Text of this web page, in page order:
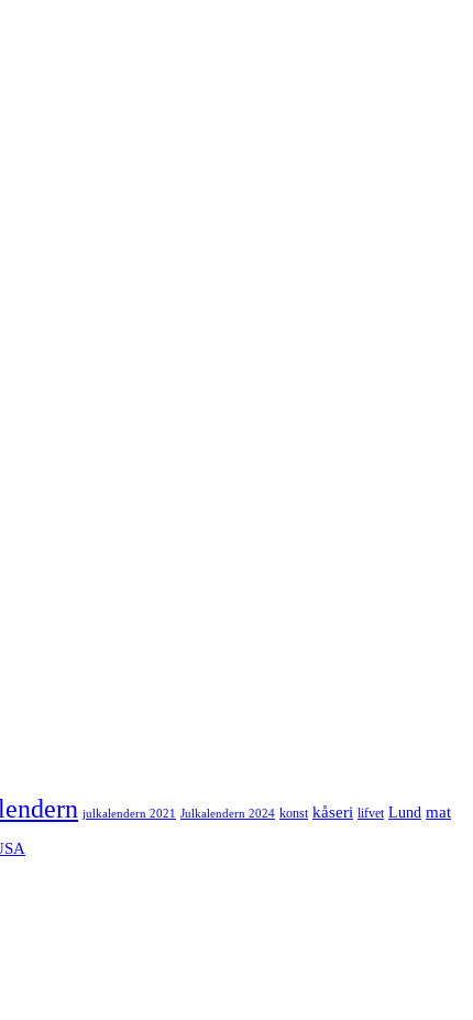
julkalendern 2021 Julkalendern 2024 konst kåseri lifvet Lund mat